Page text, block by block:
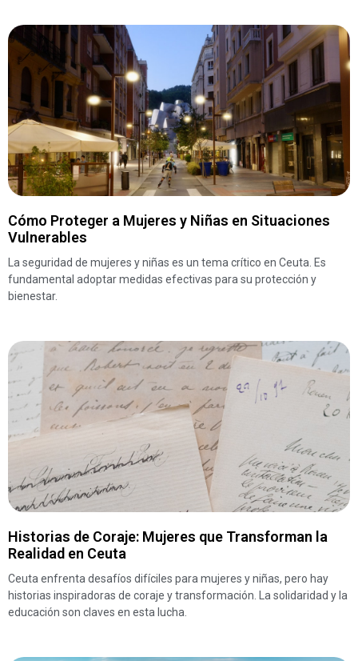
Cómo Proteger a Mujeres y Niñas en Situaciones
Vulnerables
La seguridad de mujeres y niñas es un tema crítico en Ceuta. Es
fundamental adoptar medidas efectivas para su protección y
bienestar.
Historias de Coraje: Mujeres que Transforman la
Realidad en Ceuta
Ceuta enfrenta desafíos difíciles para mujeres y niñas, pero hay
historias inspiradoras de coraje y transformación. La solidaridad y la
educación son claves en esta lucha.